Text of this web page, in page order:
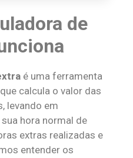
de
é uma ferramenta
calcula o valor das
levando em
hora normal de
extras realizadas e
entender os